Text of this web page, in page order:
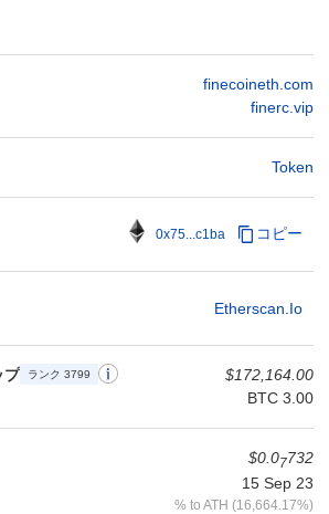
finecoineth.com
finerc.vip
Token
0x75...c1ba コピー
Etherscan.io
プ ランク 3799
$172,164.00
BTC 3.00
$0.07732
15 Sep 23
% to ATH (16,664.17%)
ですか？
ックチェーンソリューションと比較して、取
上させ、レイテンシを減少させる革新的なレ
チャによって際立っています。この設計は、
ブ・ステークと委任ガバナンスを組み合わせ
ックチェーン分野の主要なプレーヤーとの戦
るプラットフォーム間での資産の移転や相互
FINEはSDKや包括的なドキュメントなど、分
ンの開発を円滑にするための強力な開発者リ
います。これらの機能は、スケーラビリティ、